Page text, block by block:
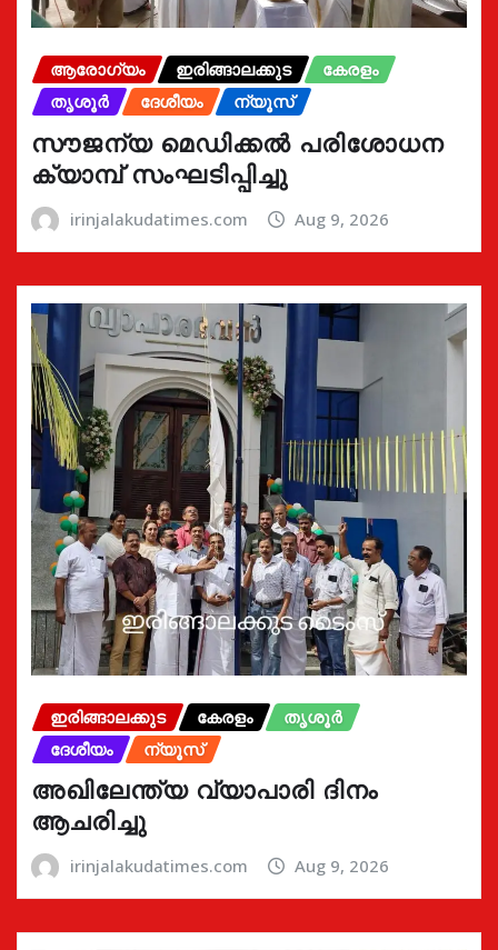
ആരോഗ്യം ഇരിങ്ങാലക്കുട
കേരളം
തൃശൂർ
ദേശീയം ന്യൂസ്
സൗജന്യ മെഡിക്കൽ പരിശോധന
ക്യാമ്പ് സംഘടിപ്പിച്ചു
irinjalakudatimes.com Aug 9, 2026
ഇരിങ്ങാലക്കുട കേരളം
തൃശൂർ
ദേശീയം
ന്യൂസ്
അഖിലേന്ത്യ വ്യാപാരി ദിനം
ആചരിച്ചു
irinjalakudatimes.com Aug 9, 2026